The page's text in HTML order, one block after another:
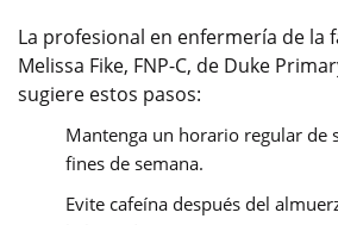
La profesional en enfermería de la
Melissa Fike, FNP-C, de Duke
sugiere estos pasos:
Mantenga un horario regular de
fines de semana.
Evite cafeína después del